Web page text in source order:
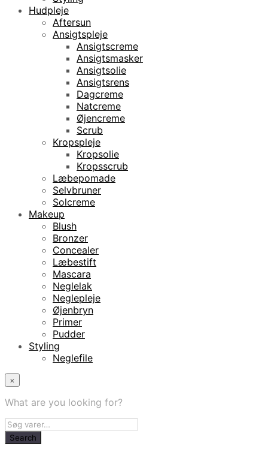
Hudpleje
Aftersun
Ansigtspleje
Ansigtscreme
Ansigtsmasker
Ansigtsolie
Ansigtsrens
Dagcreme
Natcreme
Øjencreme
Scrub
Kropspleje
Kropsolie
Kropsscrub
Læbepomade
Selvbruner
Solcreme
Makeup
Blush
Bronzer
Concealer
Læbestift
Mascara
Neglelak
Neglepleje
Øjenbryn
Primer
Pudder
Styling
Neglefile
×
What are you looking for?